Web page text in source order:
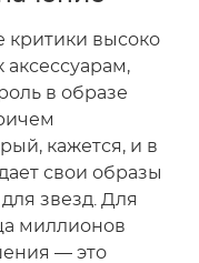
высоко
в образе
кажется, и в
свои образы
звезд. Для
миллионов
— это